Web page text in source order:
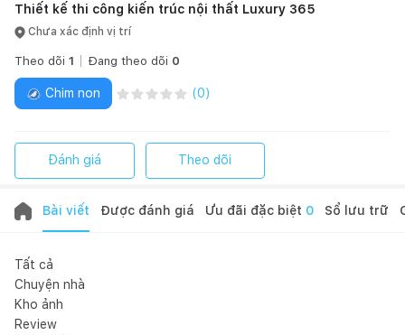
Thiết kế thi công kiến trúc nội thất Luxury 365
Chưa xác định vị trí
Theo dõi 1 Đang theo dõi 0
Chim non (0)
Đánh giá Theo dõi
Bài viết Được đánh giá Ưu đãi đặc biệt 0 Sổ lưu trữ
Tất cả
Chuyện nhà
Kho ảnh
Review